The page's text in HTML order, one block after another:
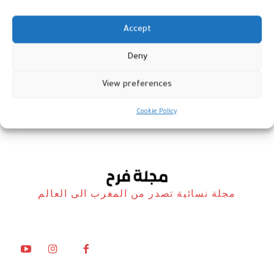
Accept
Deny
View preferences
Cookie Policy
النوم بين ست وثماني ساعات قد
مجلة نسائية تصدر من المغرب الى العالم